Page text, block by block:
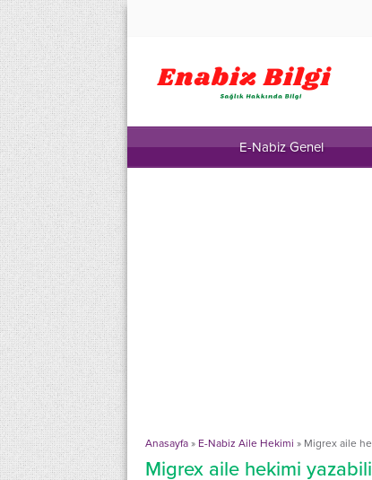
E-Nabiz Genel
Anasayfa » E-Nabiz Aile Hekimi » Migrex aile
Migrex aile hekimi